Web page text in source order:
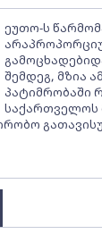
ეუთო-ს
შემდეგ, მზია
პატიმრობაში
საქართველოს